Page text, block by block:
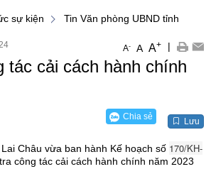
sự kiện Tin Văn phòng UBND tỉnh
A- A A+ |
tác cải cách hành chính
Chia sẻ Lưu
Châu vừa ban hành Kế hoạch số 170/KH-
công tác cải cách hành chính năm 2023